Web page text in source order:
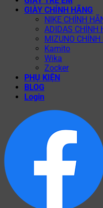
GIÀY CHÍNH HÃNG
NIKE CHÍNH
ADIDAS CHÍNH
MIZUNO CHÍNH
Kamito
Wika
Zocker
PHỤ KIỆN
BLOG
Login